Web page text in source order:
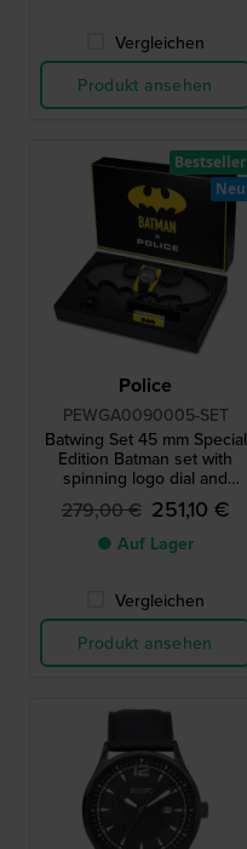
Vergleichen
Produkt ansehen
Police
PEWGA0090005-SET
Batwing Set 45 mm Special
Edition Batman set with
spinning logo dial and
Batwing spinner
279,00 € 251,10 €
● Auf Lager
Vergleichen
Produkt ansehen
Bestseller
Neu